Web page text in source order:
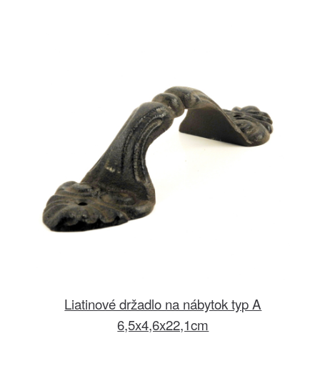
Liatinové držadlo na nábytok typ A
6,5x4,6x22,1cm